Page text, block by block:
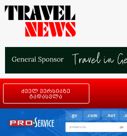
ძველ ვერსიაზე
გადასვლა